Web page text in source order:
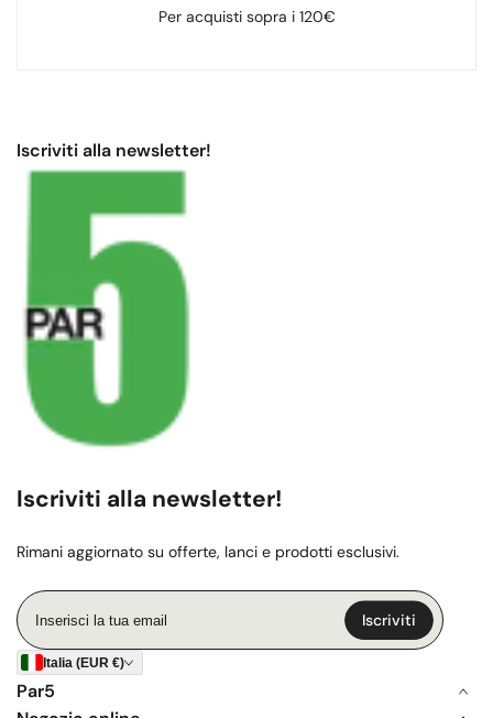
Per acquisti sopra i 120€
Iscriviti alla newsletter!
Iscriviti alla newsletter!
Rimani aggiornato su offerte, lanci e prodotti esclusivi.
Inserisci
la
tua
email
Iscriviti
Italia (EUR €)
Par5